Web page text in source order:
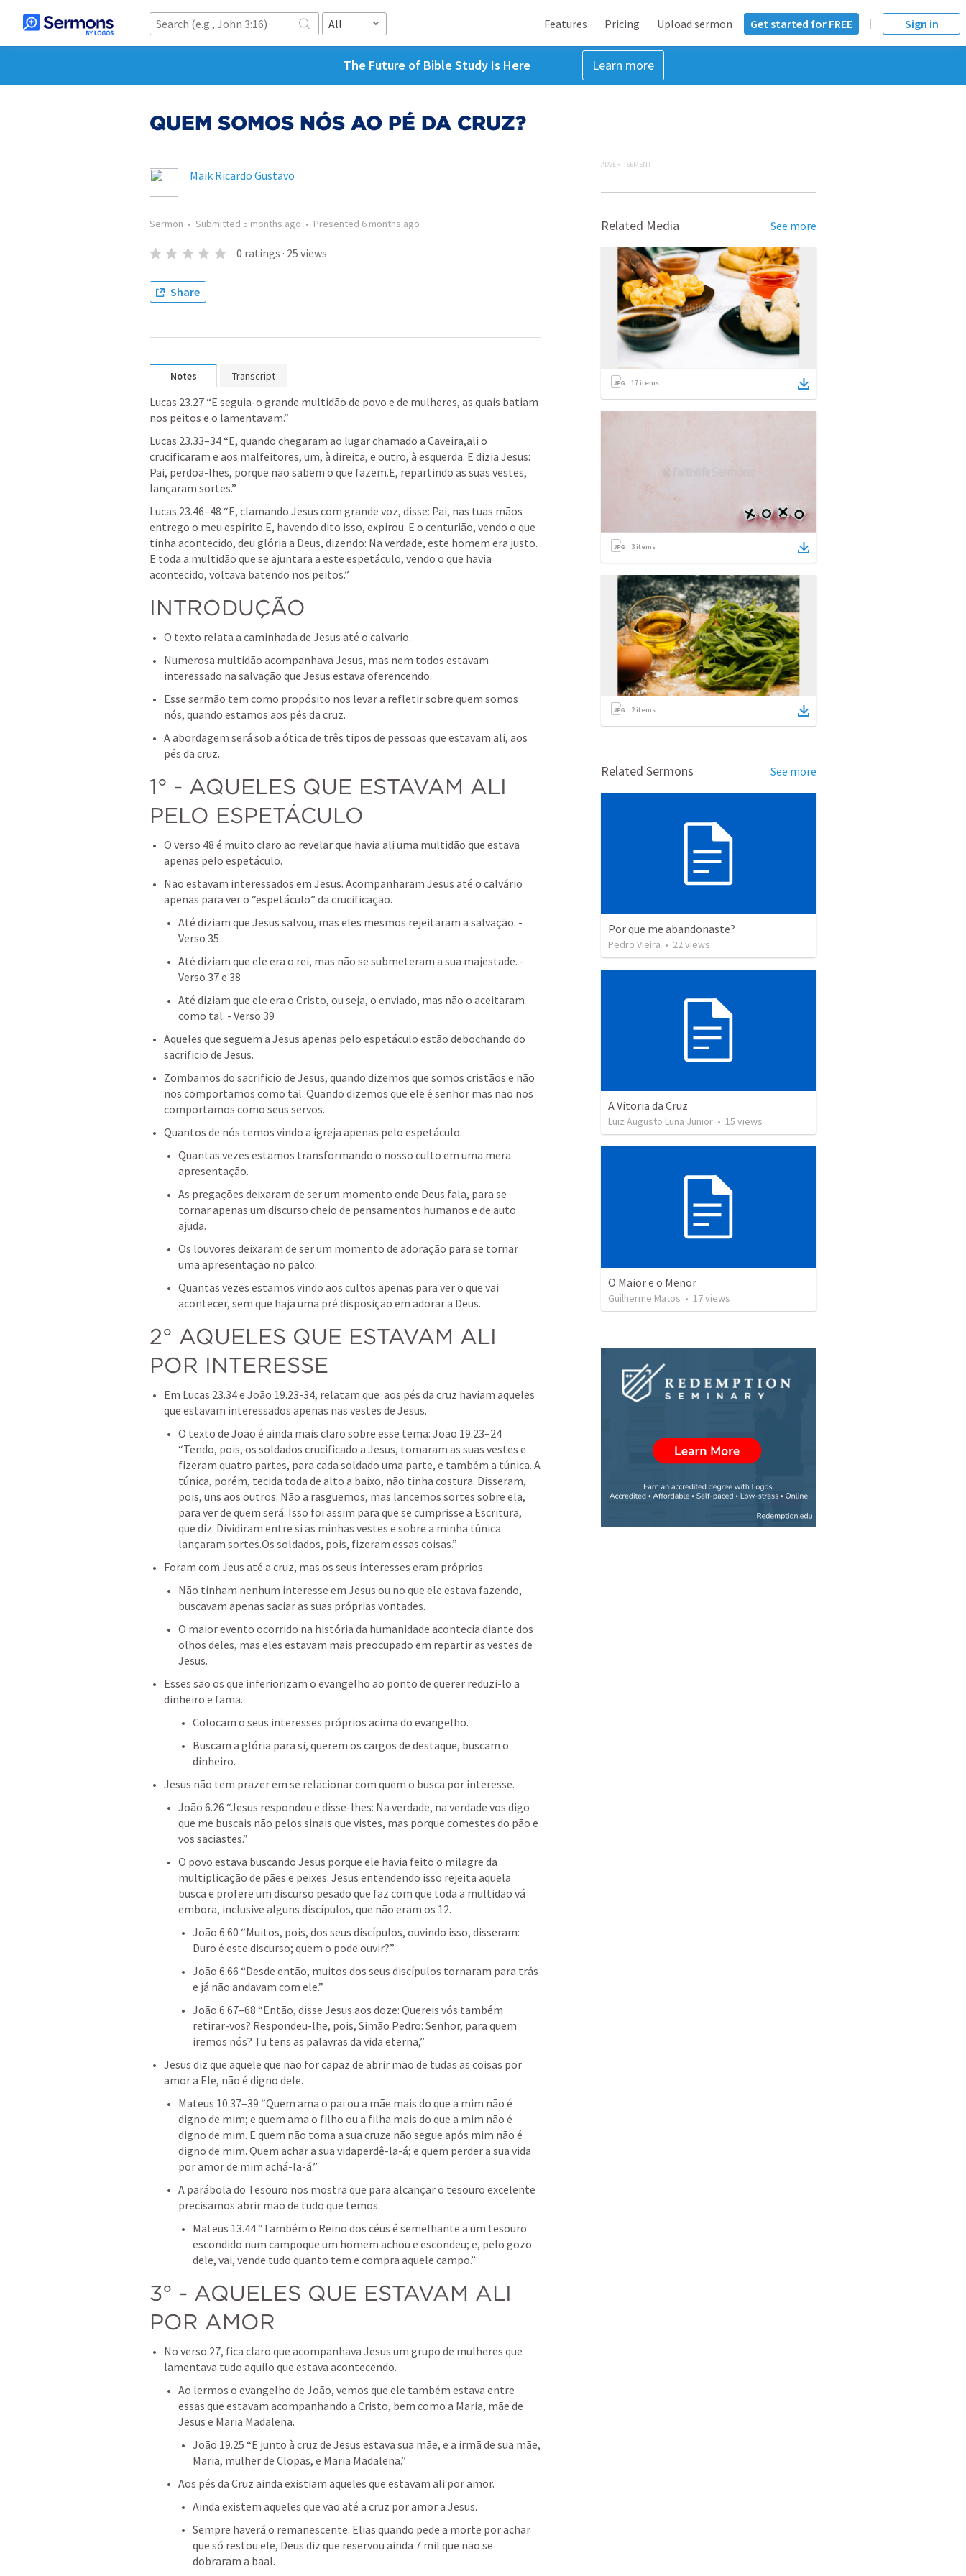
All Features Pricing Upload sermon Get started for FREE Sign in
The Future of Bible Study Is Here Learn more
QUEM SOMOS NÓS AO PÉ DA CRUZ?
Maik Ricardo Gustavo
Sermon • Submitted 5 months ago • Presented 6 months ago
0 ratings · 25 views
Share
Notes Transcript
Lucas 23.27 “E seguia-o grande multidão de povo e de mulheres, as quais batiam
nos peitos e o lamentavam.”
Lucas 23.33–34 “E, quando chegaram ao lugar chamado a Caveira,ali o
crucificaram e aos malfeitores, um, à direita, e outro, à esquerda. E dizia Jesus:
Pai, perdoa-lhes, porque não sabem o que fazem.E, repartindo as suas vestes,
lançaram sortes.”
Lucas 23.46–48 “E, clamando Jesus com grande voz, disse: Pai, nas tuas mãos
entrego o meu espírito.E, havendo dito isso, expirou. E o centurião, vendo o que
tinha acontecido, deu glória a Deus, dizendo: Na verdade, este homem era justo.
E toda a multidão que se ajuntara a este espetáculo, vendo o que havia
acontecido, voltava batendo nos peitos.”
INTRODUÇÃO
O texto relata a caminhada de Jesus até o calvario.
Numerosa multidão acompanhava Jesus, mas nem todos estavam
interessado na salvação que Jesus estava oferencendo.
Esse sermão tem como propósito nos levar a refletir sobre quem somos
nós, quando estamos aos pés da cruz.
A abordagem será sob a ótica de três tipos de pessoas que estavam ali, aos
pés da cruz.
1° - AQUELES QUE ESTAVAM ALI
PELO ESPETÁCULO
O verso 48 é muito claro ao revelar que havia ali uma multidão que estava
apenas pelo espetáculo.
Não estavam interessados em Jesus. Acompanharam Jesus até o calvário
apenas para ver o “espetáculo” da crucificação.
Até diziam que Jesus salvou, mas eles mesmos rejeitaram a salvação. -
Verso 35
Até diziam que ele era o rei, mas não se submeteram a sua majestade. -
Verso 37 e 38
Até diziam que ele era o Cristo, ou seja, o enviado, mas não o aceitaram
como tal. - Verso 39
Aqueles que seguem a Jesus apenas pelo espetáculo estão debochando do
sacrificio de Jesus.
Zombamos do sacrificio de Jesus, quando dizemos que somos cristãos e não
nos comportamos como tal. Quando dizemos que ele é senhor mas não nos
comportamos como seus servos.
Quantos de nós temos vindo a igreja apenas pelo espetáculo.
Quantas vezes estamos transformando o nosso culto em uma mera
apresentação.
As pregações deixaram de ser um momento onde Deus fala, para se
tornar apenas um discurso cheio de pensamentos humanos e de auto
ajuda.
Os louvores deixaram de ser um momento de adoração para se tornar
uma apresentação no palco.
Quantas vezes estamos vindo aos cultos apenas para ver o que vai
acontecer, sem que haja uma pré disposição em adorar a Deus.
2° AQUELES QUE ESTAVAM ALI
POR INTERESSE
Em Lucas 23.34 e João 19.23-34, relatam que  aos pés da cruz haviam aqueles
que estavam interessados apenas nas vestes de Jesus.
O texto de João é ainda mais claro sobre esse tema: João 19.23–24
“Tendo, pois, os soldados crucificado a Jesus, tomaram as suas vestes e
fizeram quatro partes, para cada soldado uma parte, e também a túnica. A
túnica, porém, tecida toda de alto a baixo, não tinha costura. Disseram,
pois, uns aos outros: Não a rasguemos, mas lancemos sortes sobre ela,
para ver de quem será. Isso foi assim para que se cumprisse a Escritura,
que diz: Dividiram entre si as minhas vestes e sobre a minha túnica
lançaram sortes.Os soldados, pois, fizeram essas coisas.”
Foram com Jeus até a cruz, mas os seus interesses eram próprios.
Não tinham nenhum interesse em Jesus ou no que ele estava fazendo,
buscavam apenas saciar as suas próprias vontades.
O maior evento ocorrido na história da humanidade acontecia diante dos
olhos deles, mas eles estavam mais preocupado em repartir as vestes de
Jesus.
Esses são os que inferiorizam o evangelho ao ponto de querer reduzi-lo a
dinheiro e fama.
Colocam o seus interesses próprios acima do evangelho.
Buscam a glória para si, querem os cargos de destaque, buscam o
dinheiro.
Jesus não tem prazer em se relacionar com quem o busca por interesse.
João 6.26 “Jesus respondeu e disse-lhes: Na verdade, na verdade vos digo
que me buscais não pelos sinais que vistes, mas porque comestes do pão e
vos saciastes.”
O povo estava buscando Jesus porque ele havia feito o milagre da
multiplicação de pães e peixes. Jesus entendendo isso rejeita aquela
busca e profere um discurso pesado que faz com que toda a multidão vá
embora, inclusive alguns discípulos, que não eram os 12.
João 6.60 “Muitos, pois, dos seus discípulos, ouvindo isso, disseram:
Duro é este discurso; quem o pode ouvir?”
João 6.66 “Desde então, muitos dos seus discípulos tornaram para trás
e já não andavam com ele.”
João 6.67–68 “Então, disse Jesus aos doze: Quereis vós também
retirar-vos? Respondeu-lhe, pois, Simão Pedro: Senhor, para quem
iremos nós? Tu tens as palavras da vida eterna,”
Jesus diz que aquele que não for capaz de abrir mão de tudas as coisas por
amor a Ele, não é digno dele.
Mateus 10.37–39 “Quem ama o pai ou a mãe mais do que a mim não é
digno de mim; e quem ama o filho ou a filha mais do que a mim não é
digno de mim. E quem não toma a sua cruze não segue após mim não é
digno de mim. Quem achar a sua vidaperdê-la-á; e quem perder a sua vida
por amor de mim achá-la-á.”
A parábola do Tesouro nos mostra que para alcançar o tesouro excelente
precisamos abrir mão de tudo que temos.
Mateus 13.44 “Também o Reino dos céus é semelhante a um tesouro
escondido num campoque um homem achou e escondeu; e, pelo gozo
dele, vai, vende tudo quanto tem e compra aquele campo.”
3° - AQUELES QUE ESTAVAM ALI
POR AMOR
No verso 27, fica claro que acompanhava Jesus um grupo de mulheres que
lamentava tudo aquilo que estava acontecendo.
Ao lermos o evangelho de João, vemos que ele também estava entre
essas que estavam acompanhando a Cristo, bem como a Maria, mãe de
Jesus e Maria Madalena.
João 19.25 “E junto à cruz de Jesus estava sua mãe, e a irmã de sua mãe,
Maria, mulher de Clopas, e Maria Madalena.”
Aos pés da Cruz ainda existiam aqueles que estavam ali por amor.
Ainda existem aqueles que vão até a cruz por amor a Jesus.
Sempre haverá o remanescente. Elias quando pede a morte por achar
que só restou ele, Deus diz que reservou ainda 7 mil que não se
dobraram a baal.
ADVERTISEMENT
Related Media See more
17 items
3 items
2items
Related Sermons See more
Por que me abandonaste?
Pedro Vieira • 22views
A Vitoria da Cruz
Luiz Augusto Luna Junior • 15 views
O Maior e o Menor
Guilherme Matos • 17views